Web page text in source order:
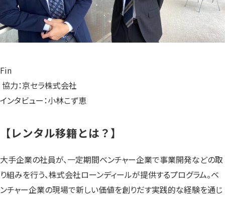
Fin
協力：京セラ株式会社
インタビュー：小林こず恵
【レンタル移籍とは？】
大手企業の社員が、一定期間ベンチャー企業で事業開発などの取
り組みを行う、株式会社ローンディールが提供するプログラム。ベ
ンチャー企業の現場で新しい価値を創りだす実践的な経験を通じ